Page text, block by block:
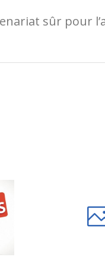
sûr pour